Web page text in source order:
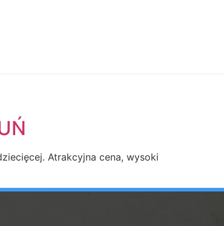
Atrakcyjna cena, wysoki